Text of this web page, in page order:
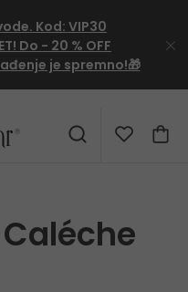
Kod:VIP30
Do - 20 % OFF
je spremno!🎁